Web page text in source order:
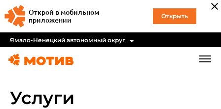
Открой в мобильном
приложении
Открыть
Ямало-Ненецкий автономный округ
Услуги